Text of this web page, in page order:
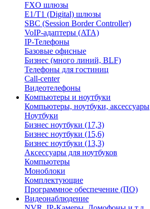
FXO шлюзы
E1/T1 (Digital) шлюзы
SBC (Session Border Controller)
VoIP-адаптеры (ATA)
IP-Телефоны
Базовые офисные
Бизнес (много линий, BLF)
Телефоны для гостиниц
Call-center
Видеотелефоны
Компьютеры и ноутбуки
Компьютеры, ноутбуки, аксессуары
Ноутбуки
Бизнес ноутбуки (17,3)
Бизнес ноутбуки (15,6)
Бизнес ноутбуки (13,3)
Аксессуары для ноутбуков
Компьютеры
Моноблоки
Комплектующие
Программное обеспечение (ПО)
Видеонаблюдение